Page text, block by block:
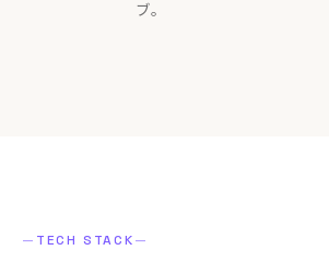
ブ。
— TECH STACK—